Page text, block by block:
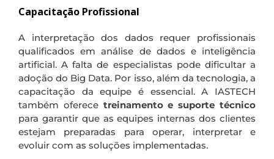
Capacitação Profissional
A interpretação dos dados requer profissionais
qualificados em análise de dados e inteligência
artificial. A falta de especialistas pode dificultar a
adoção do Big Data. Por isso, além da tecnologia, a
capacitação da equipe é essencial. A IASTECH
também oferece treinamento e suporte técnico
para garantir que as equipes internas dos clientes
estejam preparadas para operar, interpretar e
evoluir com as soluções implementadas.